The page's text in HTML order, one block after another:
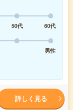
50代
60代
男性
詳しく見る